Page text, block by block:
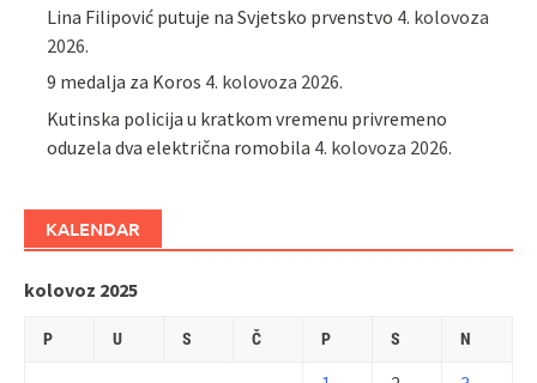
Lina Filipović putuje na Svjetsko prvenstvo 4. kolovoza
2026.
9 medalja za Koros 4. kolovoza 2026.
Kutinska policija u kratkom vremenu privremeno
oduzela dva električna romobila 4. kolovoza 2026.
KALENDAR
kolovoz 2025
P U S Č P S N